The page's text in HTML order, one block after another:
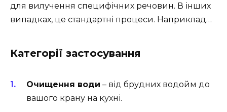
для вилучення специфічних речовин. В інших
випадках, це стандартні процеси. Наприклад…
Категорії застосування
Очищення води – від брудних водойм до
вашого крану на кухні.